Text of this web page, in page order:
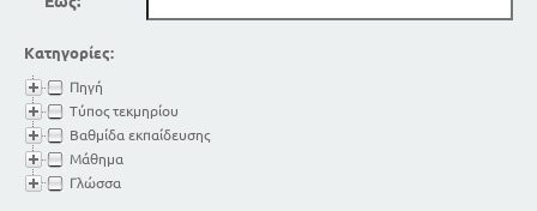
Κατηγορίες:
Πηγή
Τύπος τεκμηρίου
Βαθμίδα εκπαίδευσης
Μάθημα
Γλώσσα